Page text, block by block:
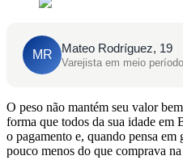
MR Mateo Rodríguez, 19
Varejista em meio
O peso não mantém seu valor
forma que todos da sua idade em
o pagamento e, quando pensa
pouco menos do que comprava na